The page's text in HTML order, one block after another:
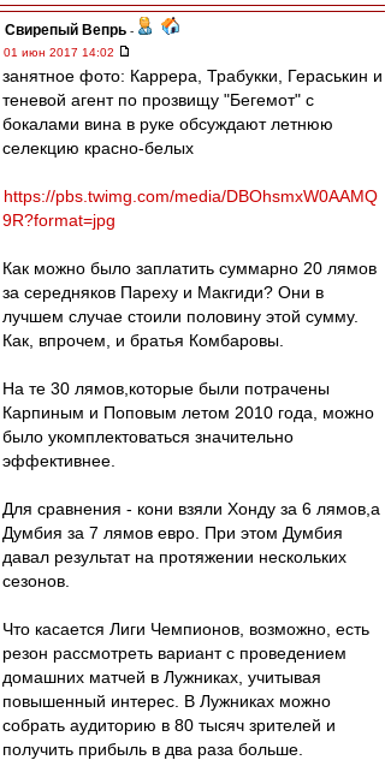
Свирепый Вепрь -
01 июн 2017 14:02
занятное фото: Каррера, Трабукки, Гераськин и
теневой агент по прозвищу "Бегемот" с
бокалами вина в руке обсуждают летнюю
селекцию красно-белых
https://pbs.twimg.com/media/DBOhsmxW0AAMQ
9R?format=jpg
Как можно было заплатить суммарно 20 лямов
за середняков Пареху и Макгиди? Они в
лучшем случае стоили половину этой сумму.
Как, впрочем, и братья Комбаровы.
На те 30 лямов,которые были потрачены
Карпиным и Поповым летом 2010 года, можно
было укомплектоваться значительно
эффективнее.
Для сравнения - кони взяли Хонду за 6 лямов,а
Думбия за 7 лямов евро. При этом Думбия
давал результат на протяжении нескольких
сезонов.
Что касается Лиги Чемпионов, возможно, есть
резон рассмотреть вариант с проведением
домашних матчей в Лужниках, учитывая
повышенный интерес. В Лужниках можно
собрать аудиторию в 80 тысяч зрителей и
получить прибыль в два раза больше.